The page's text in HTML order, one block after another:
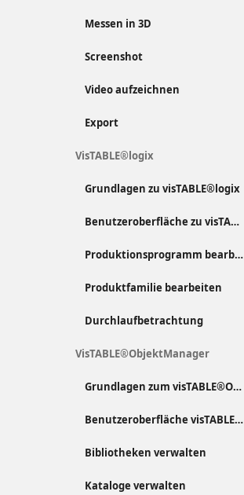
Messen in 3D
Screenshot
Video aufzeichnen
Export
VisTABLE®logix
Grundlagen zu visTABLE®logix
Benutzeroberfläche zu visTABLE®logix
Produktionsprogramm bearbeiten
Produktfamilie bearbeiten
Durchlaufbetrachtung
VisTABLE®ObjektManager
Grundlagen zum visTABLE®ObjektManager
Benutzeroberfläche visTABLE®ObjektManager
Bibliotheken verwalten
Kataloge verwalten